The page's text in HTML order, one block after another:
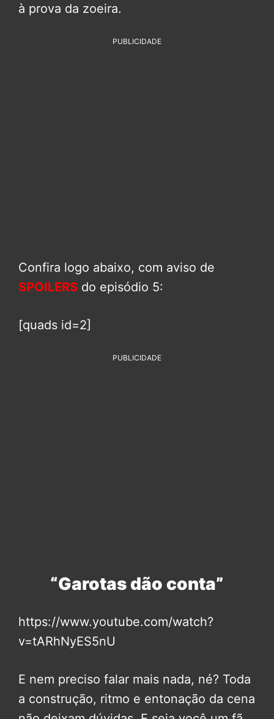
à prova da zoeira.
PUBLICIDADE
Confira logo abaixo, com aviso de
SPOILERS do episódio 5:
[quads id=2]
PUBLICIDADE
“Garotas dão conta”
https://www.youtube.com/watch?
v=tARhNyES5nU
E nem preciso falar mais nada, né? Toda
a construção, ritmo e entonação da cena